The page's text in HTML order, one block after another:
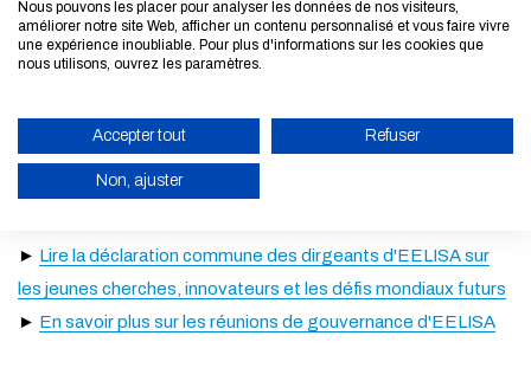
Pour soutenir cette transition, le prochain rendez-vous
aura lieu à Paris, le 13 et 14 mai prochains et sera organisé
conjointement avecPSL, autre membre fondateur français
d'EELISA avec l'École.
► Lire la déclaration commune des dirgeants d'EELISA sur
les jeunes cherches, innovateurs et les défis mondiaux futurs
► En savoir plus sur les réunions de gouvernance d'EELISA
Nous pouvons les placer pour analyser les données de nos visiteurs,
améliorer notre site Web, afficher un contenu personnalisé et vous faire vivre
une expérience inoubliable. Pour plus d'informations sur les cookies que
nous utilisons, ouvrez les paramètres.
Accepter tout Refuser
Non, ajuster